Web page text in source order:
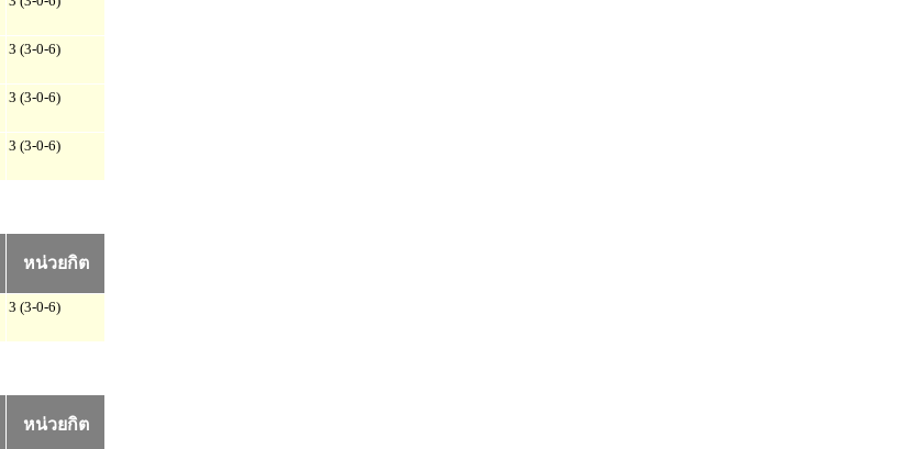
3 (3-0-6)
3 (3-0-6)
3 (3-0-6)
หน่วยกิต
3 (3-0-6)
หน่วยกิต